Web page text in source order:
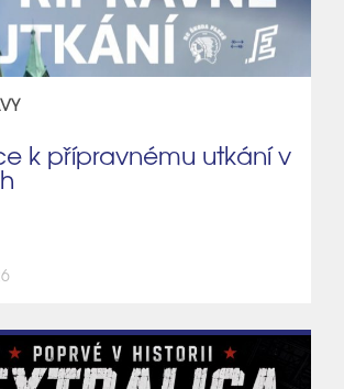
k přípravnému utkání v